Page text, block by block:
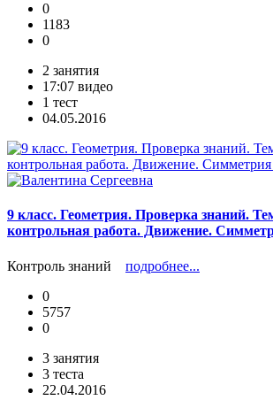
0
1183
0
2 занятия
17:07 видео
1 тест
04.05.2016
9 класс. Геометрия. Проверка знаний.
контрольная работа. Движение.
Контроль знаний подробнее...
0
5757
0
3 занятия
3 теста
22.04.2016